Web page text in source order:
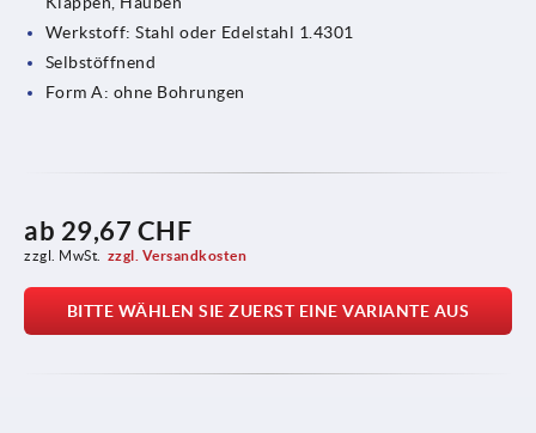
Werkstoff: Stahl oder Edelstahl 1.4301
Selbstöffnend
Form A: ohne Bohrungen
ab 29,67 CHF
zzgl. MwSt. zzgl. Versandkosten
BITTE WÄHLEN SIE ZUERST EINE VARIANTE AUS